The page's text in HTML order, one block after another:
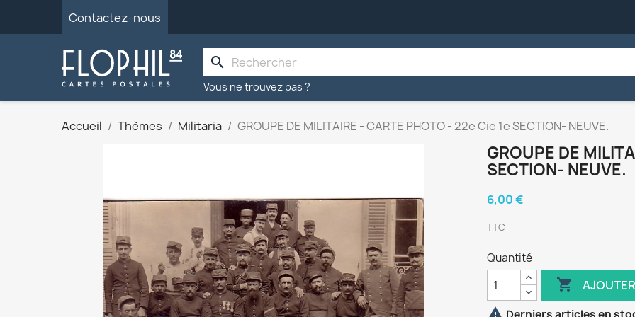
Contactez-nous
search
Vous ne trouvez pas ?
Accueil Thèmes Militaria GROUPE DE MILITAIRE - CARTE PHOTO - 22e Cie 1e SECTION- NEUVE.
GROUPE DE
SECTION- NEUVE.
6,00 €
TTC
Quantité
